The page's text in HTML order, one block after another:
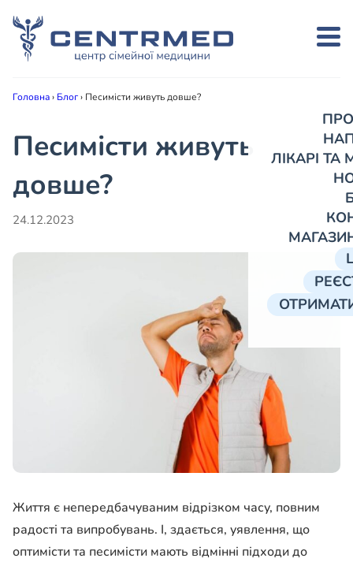
ЛІКАРІ
Головна› Блог› Песимісти живуть довше?
Песимісти живуть
довше?
24.12.2023
Життя є непередбачуваним відрізком часу, повним
радості та випробувань. І, здається, уявлення, що
оптимісти та песимісти мають відмінні підходи до